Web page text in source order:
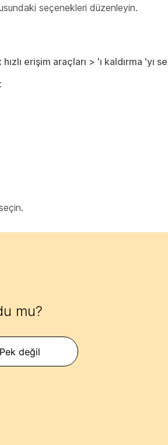
seçenekleri düzenleyin.
erişim araçları > 'ı kaldırma 'yı
mu?
Pek değil